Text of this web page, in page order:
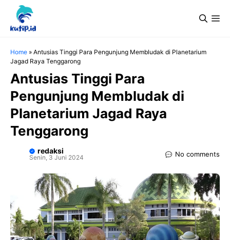
Langsung
Home » Antusias Tinggi Para Pengunjung Membludak di Planetarium
Jagad Raya Tenggarong
Antusias Tinggi Para
Pengunjung Membludak di
Planetarium Jagad Raya
Tenggarong
redaksi
Senin, 3 Juni 2024 No comments